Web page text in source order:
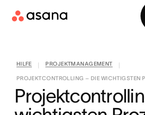
Vertrieb
HILFE PROJEKTMANAGEMENT
PROJEKTCONTROLLING – DIE WICHTIGSTEN